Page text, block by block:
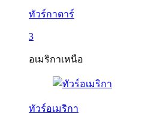
ทัวร์กาตาร์
3
อเมริกาเหนือ
ทัวร์อเมริกา